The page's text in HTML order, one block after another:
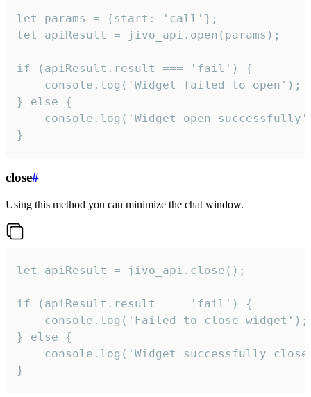
let params = {start: 'call'};
let apiResult = jivo_api.open(params);
if (apiResult.result === 'fail') {
    console.log('Widget failed to open');
} else {
console.log('Widget open
}
close#
Using this method you can minimize the chat window.
let apiResult = jivo_api.close();
if (apiResult.result === 'fail') {
    console.log('Failed to close widget');
} else {
console.log('Widget successfully
}